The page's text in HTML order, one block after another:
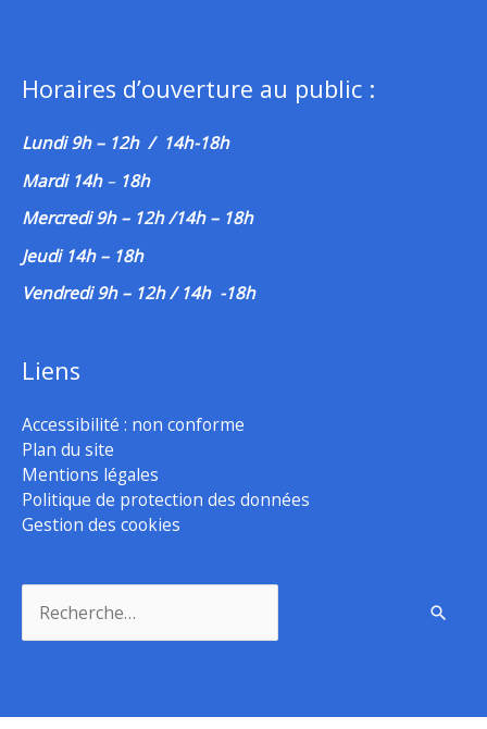
Horaires d’ouverture au public :
Lundi 9h – 12h / 14h-18h
Mardi 14h– 18h
Mercredi 9h – 12h /14h – 18h
Jeudi 14h – 18h
Vendredi 9h – 12h / 14h -18h
Liens
Accessibilité : non conforme
Plan du site
Mentions légales
Politique de protection des données
Gestion des cookies